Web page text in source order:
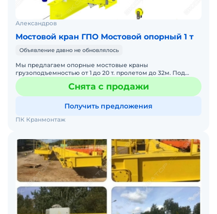
Александров
Мостовой кран ГПО Мостовой опорный 1 т
Объявление давно не обновлялось
Мы предлагаем опорные мостовые краны
грузоподъемностью от 1 до 20 т. пролетом до 32м. Под
заказ. В наличии. Помогу с доставкой. Готова к
эксплуатации.
Снята с продажи
Получить предложения
ПК Кранмонтаж